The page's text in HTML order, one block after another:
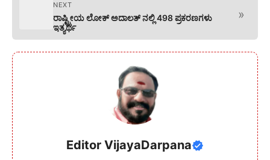
NEXT
ರಾಷ್ಟ್ರೀಯ ಲೋಕ್ ಅದಾಲತ್ ನಲ್ಲಿ 498 ಪ್ರಕರಣಗಳು
ಇತ್ಯರ್ಥ
»
Editor VijayaDarpana